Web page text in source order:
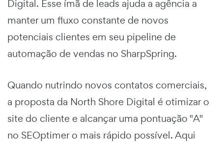
Digital. Esse ímã de leads ajuda a agência a
manter um fluxo constante de novos
potenciais clientes em seu pipeline de
automação de vendas no SharpSpring.
Quando nutrindo novos contatos comerciais,
a proposta da North Shore Digital é otimizar o
site do cliente e alcançar uma pontuação "A"
no SEOptimer o mais rápido possível. Aqui